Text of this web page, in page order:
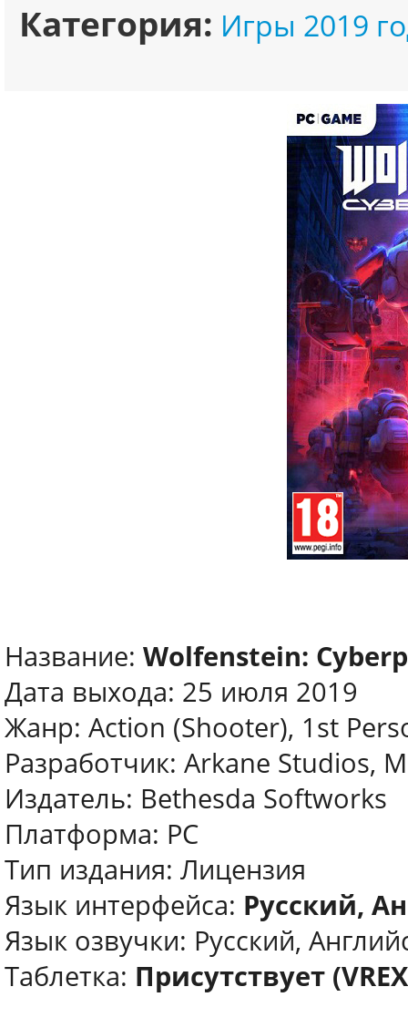
Категория: Игры 2019
Название: Wolfenstein:
Дата выхода: 25 июля 2019
Жанр: Action (Shooter), 1st
Разработчик: Arkane Studios,
Издатель: Bethesda Softworks
Платформа: PC
Тип издания: Лицензия
Язык интерфейса: Русский,
Язык озвучки: Русский,
Таблетка: Присутствует